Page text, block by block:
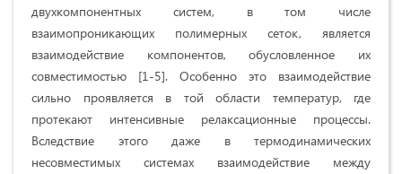
двухкомпонентных систем, в том числе
взаимопроникающих полимерных сеток, является
взаимодействие компонентов, обусловленное их
совместимостью [1-5]. Особенно это взаимодействие
сильно проявляется в той области температур, где
протекают интенсивные релаксационные процессы.
Вследствие этого даже в термодинамических
несовместимых системах взаимодействие между